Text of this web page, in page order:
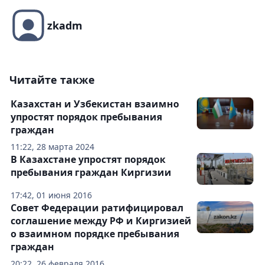
zkadm
Читайте также
11:22, 28 марта 2024
Казахстан и Узбекистан взаимно
упростят порядок пребывания
граждан
17:42, 01 июня 2016
В Казахстане упростят порядок
пребывания граждан Киргизии
Совет Федерации ратифицировал
соглашение между РФ и Киргизией
о взаимном порядке пребывания
граждан